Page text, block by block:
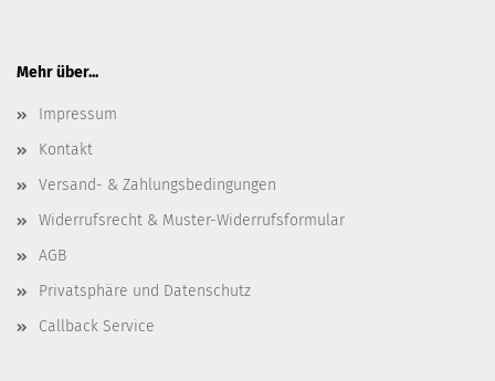
Mehr über...
Impressum
Kontakt
Versand- & Zahlungsbedingungen
Widerrufsrecht & Muster-Widerrufsformular
AGB
Privatsphäre und Datenschutz
Callback Service